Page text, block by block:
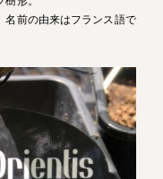
名前の由来はフランス語で